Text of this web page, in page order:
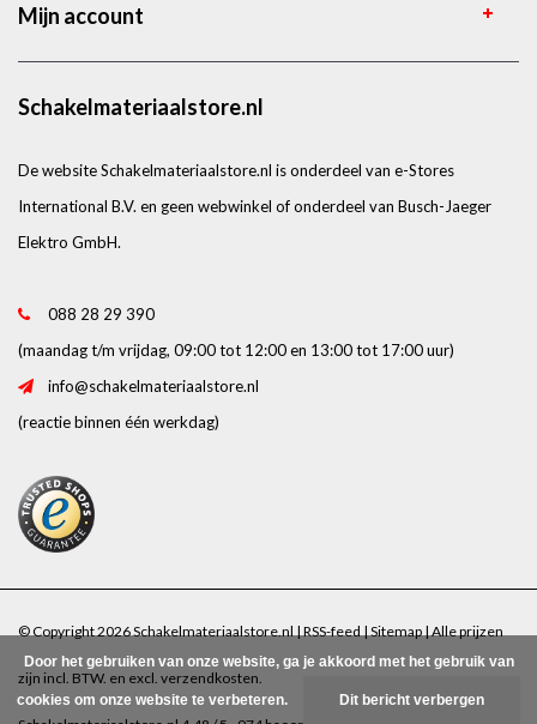
Mijn account
Schakelmateriaalstore.nl
De website Schakelmateriaalstore.nl is onderdeel van e-Stores
International B.V. en geen webwinkel of onderdeel van Busch-Jaeger
Elektro GmbH.
088 28 29 390
(maandag t/m vrijdag, 09:00 tot 12:00 en 13:00 tot 17:00 uur)
info@schakelmateriaalstore.nl
(reactie binnen één werkdag)
© Copyright 2026 Schakelmateriaalstore.nl | RSS-feed | Sitemap | Alle prijzen
zijn incl. BTW. en excl. verzendkosten
Door het gebruiken van onze website, ga je akkoord met het gebruik van
cookies om onze website te verbeteren. Dit bericht verbergen